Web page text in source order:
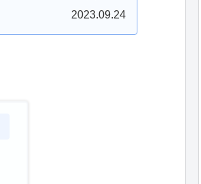
2023.09.24